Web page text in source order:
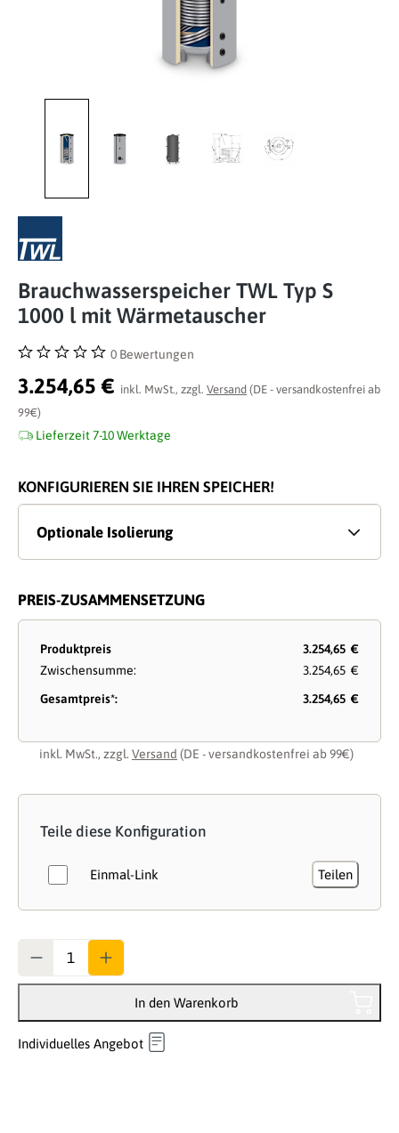
Brauchwasserspeicher TWL Typ S
1000 l mit Wärmetauscher
Durchschnittliche Bewertung von 0 von 5 Sternen
0 Bewertungen
3.254,65 € inkl. MwSt., zzgl. Versand (DE - versandkostenfrei ab
99€)
Lieferzeit 7-10 Werktage
KONFIGURIEREN SIE IHREN SPEICHER!
Optionale Isolierung
PREIS-ZUSAMMENSETZUNG
Produktpreis
3.254,65 €
Zwischensumme:
3.254,65 €
Gesamtpreis*:
3.254,65 €
inkl. MwSt., zzgl. Versand (DE - versandkostenfrei ab 99€)
Teile diese Konfiguration
Einmal-Link Teilen
In den Warenkorb
Individuelles Angebot